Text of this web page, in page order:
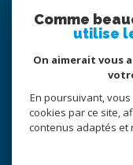
Cookies
Comme
utilise
On aimerait vous
En poursuivant,
cookies par ce site,
contenus adaptés et